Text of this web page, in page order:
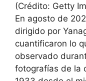
(Crédito: Getty
En agosto de
dirigido por
cuantificaron lo
observado
fotografías de la